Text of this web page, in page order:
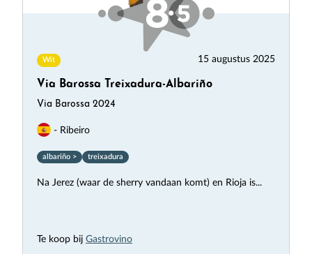
Wit 15 augustus 2025
Via Barossa Treixadura-Albariño
Via Barossa 2024
- Ribeiro
albariño > treixadura
Na Jerez (waar de sherry vandaan komt) en Rioja is...
Te koop bij Gastrovino